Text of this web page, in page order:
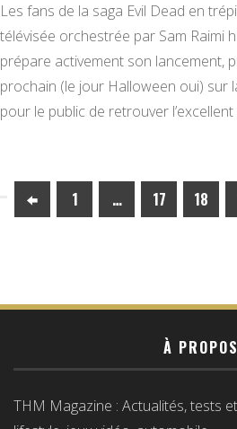
Les fans de la saga Evil Dead en
télévisée orchestrée par Sam Raimi
prépare activement son lancement,
prochain (le jour Halloween oui) sur
pour le public de retrouver
1 … 17 18
À PROPOS
THM Magazine : Actualités, tests